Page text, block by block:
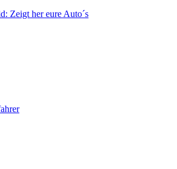
Zeigt her eure Auto´s